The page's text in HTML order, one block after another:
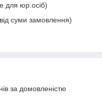
для юр.осіб)
суми замовлення)
за домовленістю